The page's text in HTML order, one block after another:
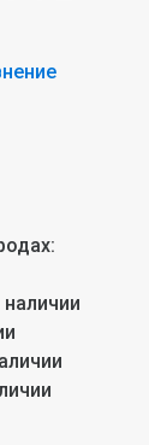
наличии